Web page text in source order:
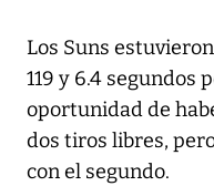
Los Suns
119 y 6.4 segundos
oportunidad de
dos tiros libres,
con el segundo.